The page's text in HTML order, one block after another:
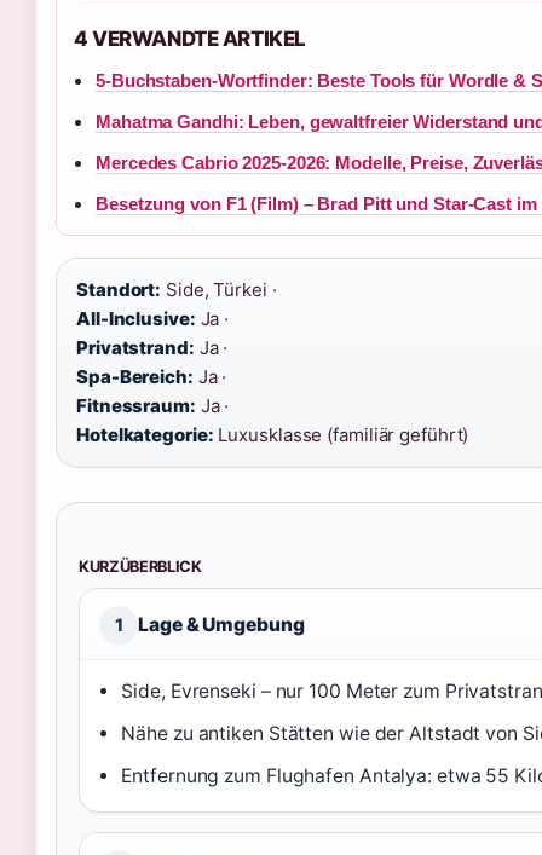
4 VERWANDTE ARTIKEL
5-Buchstaben-Wortfinder: Beste Tools für Wordle &
Mahatma Gandhi: Leben, gewaltfreier Widerstand
Mercedes Cabrio 2025-2026: Modelle, Preise,
Besetzung von F1 (Film) – Brad Pitt und Star-Cast
Standort: Side, Türkei ·
All-Inclusive: Ja ·
Privatstrand: Ja ·
Spa-Bereich: Ja ·
Fitnessraum: Ja ·
Hotelkategorie: Luxusklasse (familiär geführt)
KURZÜBERBLICK
1 Lage & Umgebung
Side, Evrenseki – nur 100 Meter zum
Nähe zu antiken Stätten wie der Altstadt von
Entfernung zum Flughafen Antalya: etwa 55